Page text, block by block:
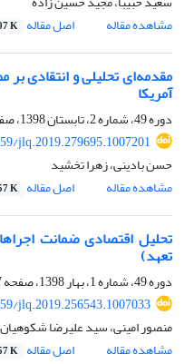
مشاهده مقاله
اصل مقاله K
مقدمه‌ای تحلیلی و انتقادی
آمریکا
دوره 49، شماره 2، تابستان 1398، صفحه
jlq.2019.279695.1007201
حسن بادینی، زهرا تخشید
مشاهده مقاله
اصل مقاله K
تحلیل اقتصادی ضمانت
تعهد)
دوره 49، شماره 1، بهار 1398، صفحه
jlq.2019.256543.1007033
منصور امینی، سید علیرضا شکوهیان
مشاهده مقاله
اصل مقاله K